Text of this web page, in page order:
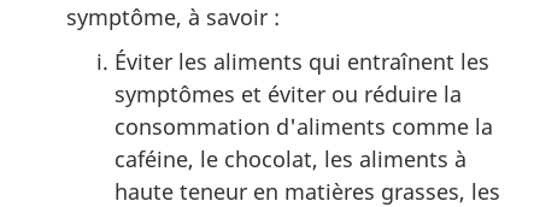
symptôme, à savoir :
Éviter les aliments qui entraînent les
symptômes et éviter ou réduire la
consommation d'aliments comme la
caféine, le chocolat, les aliments à
haute teneur en matières grasses, les